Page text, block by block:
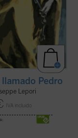
Pedro
Lepori
IVA incluido